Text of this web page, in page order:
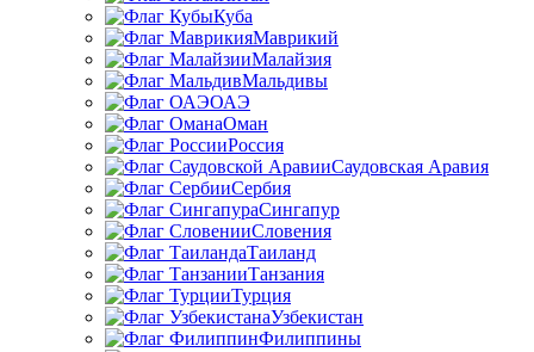
Куба
Маврикий
Малайзия
Мальдивы
ОАЭ
Оман
Россия
Саудовская Аравия
Сербия
Сингапур
Словения
Таиланд
Танзания
Турция
Узбекистан
Филиппины